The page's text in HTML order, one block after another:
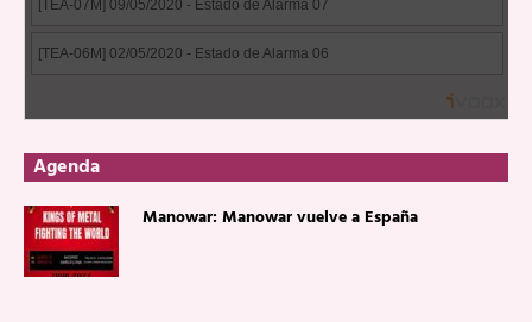
Agenda
Manowar: Manowar vuelve a España